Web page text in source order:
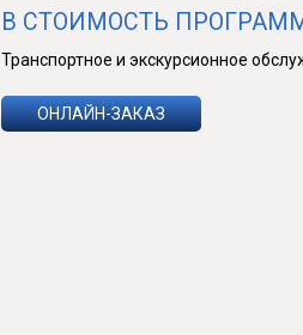
В СТОИМОСТЬ
Транспортное и экскурсионное
ОНЛАЙН-ЗАКАЗ